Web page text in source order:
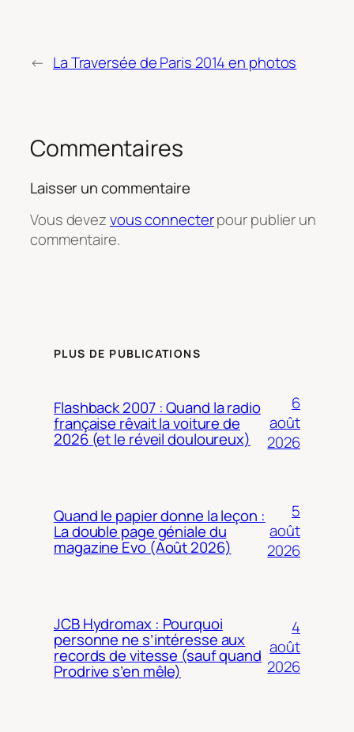
← La Traversée de Paris 2014 en photos
Commentaires
Laisser un commentaire
Vous devezvous connecterpour publier un
commentaire.
PLUS DE PUBLICATIONS
Flashback 2007 : Quand la radio
française rêvait la voiture de
2026 (et le réveil douloureux)
6
août
2026
Quand le papier donne la leçon :
La double page géniale du
magazine Evo (Août 2026)
5
août
2026
JCB Hydromax : Pourquoi
personne ne s’intéresse aux
records de vitesse (sauf quand
Prodrive s’en mêle)
4
août
2026